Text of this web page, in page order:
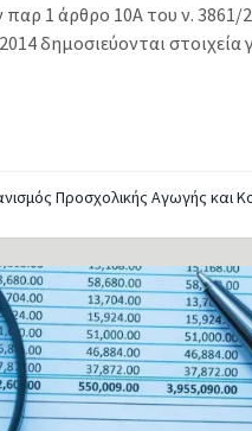
1 άρθρο 10Α του ν. 3861/
δημοσιεύονται στοιχεία
Προσχολικής Αγωγής και